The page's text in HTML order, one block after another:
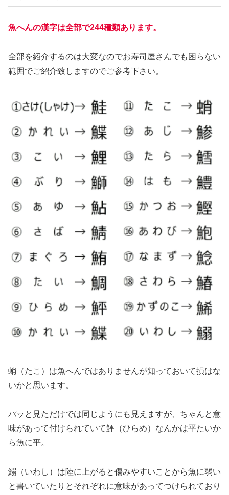
魚へんの漢字は全部で244種類あります。
全部を紹介するのは大変なのでお寿司屋さんでも困らない
範囲でご紹介致しますのでご参考下さい。
蛸（たこ）は魚へんではありませんが知っておいて損はな
いかと思います。
パッと見ただけでは同じようにも見えますが、ちゃんと意
味があって付けられていて鮃（ひらめ）なんかは平たいか
ら魚に平。
鰯（いわし）は陸に上がると傷みやすいことから魚に弱い
と書いていたりとそれぞれに意味があってつけられており